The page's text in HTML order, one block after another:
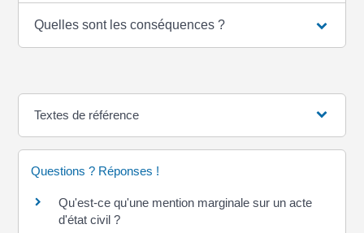
Quelles sont les conséquences ?
Textes de référence
Questions ? Réponses !
Qu'est-ce qu'une mention marginale sur un acte
d'état civil ?